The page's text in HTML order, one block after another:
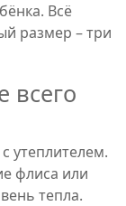
Всё
размер – три
всего
утеплителем.
флиса или
тепла.